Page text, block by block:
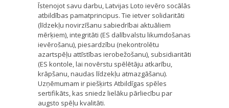
Īstenojot savu darbu, Latvijas Loto ievēro socālās
atbildības pamatprincipus. Tie ietver solidaritāti
(līdzekļu novirzīšanu sabiedrībai aktuāliem
mērķiem), integritāti (ES dalībvalstu likumdošanas
ievērošanu), piesardzību (nekontrolētu
azartspēļu attīstības ierobežošanu), subsidiaritāti
(ES kontole, lai novērstu spēlētāju atkarību,
krāpšanu, naudas līdzekļu atmazgāšanu).
Uzņēmumam ir piešķirts Atbildīgas spēles
sertifikāts, kas sniedz lielāku pārliecību par
augsto spēļu kvalitāti.